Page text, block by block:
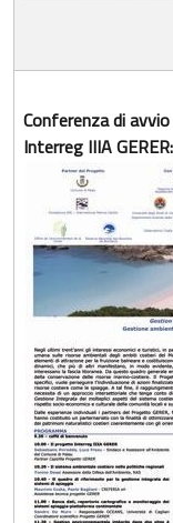
Conferenza di
Interreg IIIA